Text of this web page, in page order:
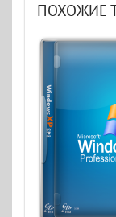
ПОХОЖИЕ